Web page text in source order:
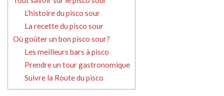
L’histoire du pisco sour
La recette du pisco sour
Où goûter un bon pisco sour?
Les meilleurs bars à pisco
Prendre un tour gastronomique
Suivre la Route du pisco